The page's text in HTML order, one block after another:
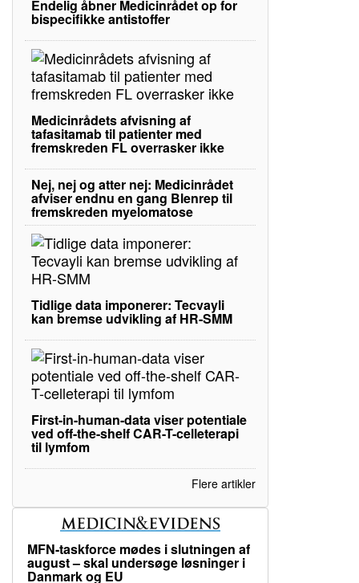
Endelig åbner Medicinrådet op for
bispecifikke antistoffer
Medicinrådets afvisning af
tafasitamab til patienter med
fremskreden FL overrasker ikke
Nej, nej og atter nej: Medicinrådet
afviser endnu en gang Blenrep til
fremskreden myelomatose
Tidlige data imponerer: Tecvayli
kan bremse udvikling af HR-SMM
First-in-human-data viser potentiale
ved off-the-shelf CAR-T-celleterapi
til lymfom
Flere artikler
MFN-taskforce mødes i slutningen af
august – skal undersøge løsninger i
Danmark og EU